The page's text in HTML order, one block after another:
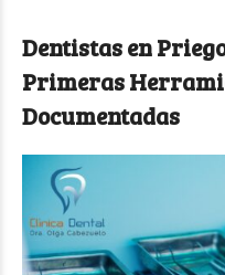
Dentistas en
Primeras
Documentadas